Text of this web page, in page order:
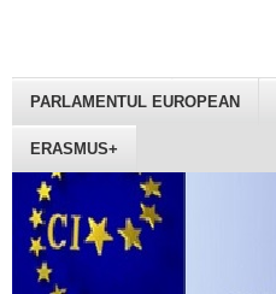
PARLAMENTUL EUROPEAN
ERASMUS+